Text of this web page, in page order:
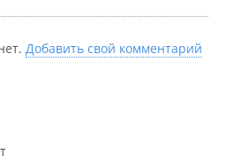
Добавить свой комментарий